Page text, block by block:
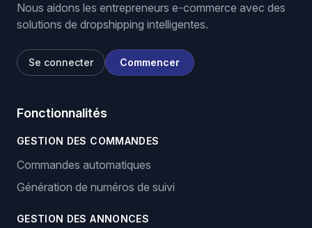
Nous aidons les entrepreneurs e-commerce avec des
solutions de dropshipping intelligentes.
Se connecter Commencer
Fonctionnalités
GESTION DES COMMANDES
Commandes automatiques
Génération de numéros de suivi
GESTION DES ANNONCES